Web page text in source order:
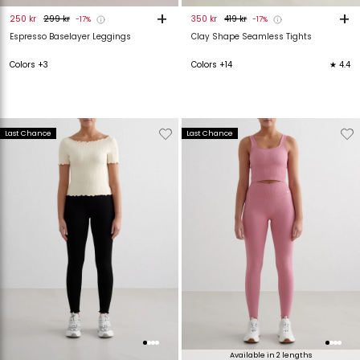
Espresso Baselayer Leggings
250 kr 299 kr -17% +
Colors +3
Clay Shape Seamless Tights
350 kr 419 kr -17% +
Colors +14 ★ 4.4
Last Chance
Toevoegen
verlanglijstje
Available in 2 lengths
Last Chance
verlanglijstje